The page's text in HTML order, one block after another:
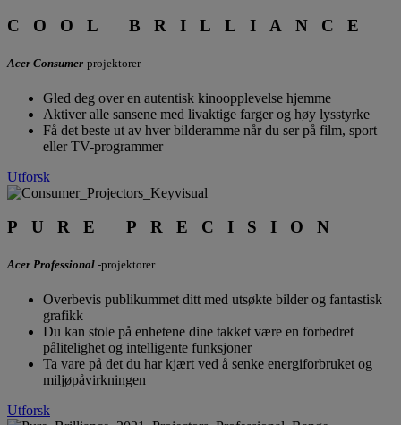
COOL BRILLIANCE
Acer Consumer-projektorer
Gled deg over en autentisk kinoopplevelse hjemme
Aktiver alle sansene med livaktige farger og høy lysstyrke
Få det beste ut av hver bilderamme når du ser på film, sport
eller TV-programmer
Utforsk
PURE PRECISION
Acer Professional -projektorer
Overbevis publikummet ditt med utsøkte bilder og fantastisk
grafikk
Du kan stole på enhetene dine takket være en forbedret
pålitelighet og intelligente funksjoner
Ta vare på det du har kjært ved å senke energiforbruket og
miljøpåvirkningen
Utforsk